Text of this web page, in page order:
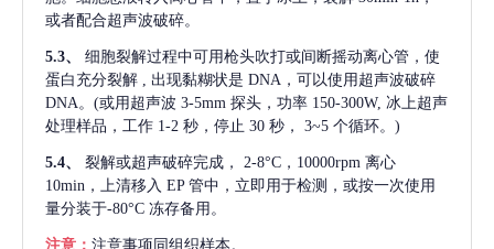
或者配合超声波破碎。
5.3、
细胞裂解过程中可用枪头吹打或间断摇动离心管，使
蛋白充分裂解
, 出现黏糊状是 DNA，可以使用超声波破碎
DNA。(或用超声波 3-5mm 探头，功率 150-300W, 冰上超声
处理样品，工作 1-2 秒，停止 30 秒， 3~5 个循环。)
5.4、 裂解或超声破碎完成，
2-8°C，10000rpm 离心
10min，上清移入 EP 管中，立即用于检测，或按一次使用
量分装于-80°C 冻存备用。
注意： 注意事项同组织样本。